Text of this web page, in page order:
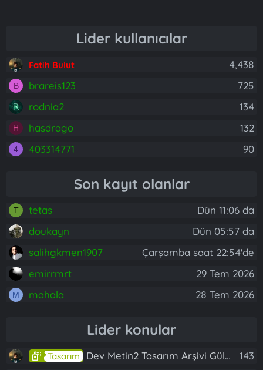
Lider kullanıcılar
Fatih Bulut 4,438
B brareis123
725
rodnia2
134
H hasdrago 132
4 403314771 90
Son kayıt olanlar
T tetas
Dün 11:06 da
doukayn
Dün 05:57 da
salihgkmen1907
Çarşamba saat 22:54'de
emirrmrt
29 Tem 2026
M mahala 28 Tem 2026
Lider konular
Tasarım Dev Metin2 Tasarım Arşivi Güle Güle Kullanın 143